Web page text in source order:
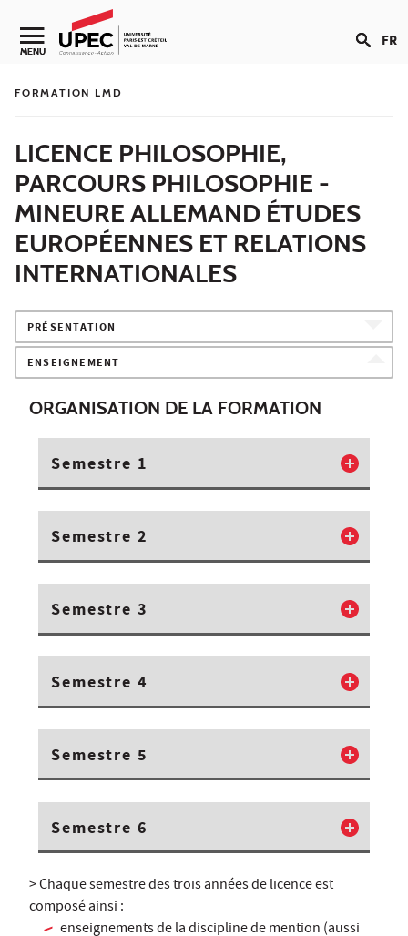
Aller au contenu
Navigation secondaire
MENU FR
FORMATION LMD
LICENCE PHILOSOPHIE,
PARCOURS PHILOSOPHIE -
MINEURE ALLEMAND ÉTUDES
EUROPÉENNES ET RELATIONS
INTERNATIONALES
PRÉSENTATION
ENSEIGNEMENT
ORGANISATION DE LA FORMATION
Semestre 1
Semestre 2
Semestre 3
Semestre 4
Semestre 5
Semestre 6
> Chaque semestre des trois années de licence est
composé ainsi :
enseignements de la discipline de mention (aussi